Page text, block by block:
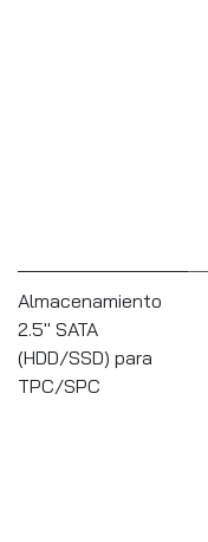
Almacenamiento
2.5" SATA
(HDD/SSD) para
TPC/SPC